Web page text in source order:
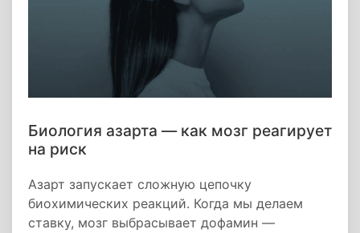
Биология азарта — как мозг реагирует
на риск
Азарт запускает сложную цепочку
биохимических реакций. Когда мы делаем
ставку, мозг выбрасывает дофамин —